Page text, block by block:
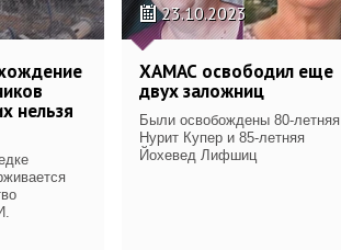
нельзя
23.10.2023
ХАМАС освободил еще
двух заложниц
Были освобождены 80-летняя
Нурит Купер и 85-летняя
Йохевед Лифшиц